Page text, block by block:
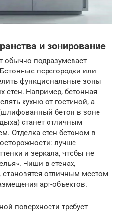
и зонирование
обычно подразумевает
перегородки или
функциональные зоны
стен. Например, бетонная
кухню от гостиной, а
бетон в зоне
станет отличным
Отделка стен бетоном в
осторожности: лучше
и зеркала, чтобы не
Ниши в стенах,
отличным местом
арт-объектов.
поверхности требует